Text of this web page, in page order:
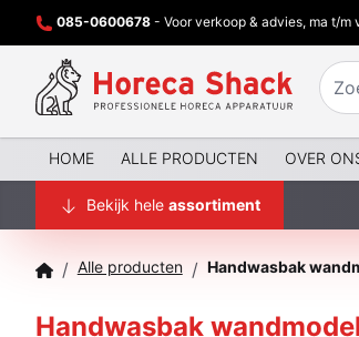
085-0600678 - Voor verkoop & advies, ma t/
HOME ALLE PRODUCTEN OVER
Bekijk hele assortiment
/ Alle producten / Handwasbak
Handwasbak wandmodel